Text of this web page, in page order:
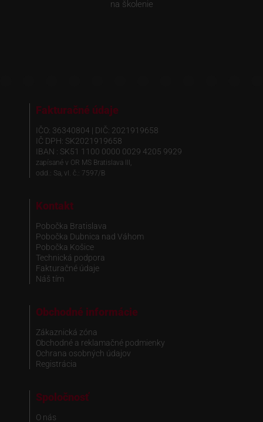
na školenie
Fakturačné údaje
IČO: 36340804 | DIČ: 2021919658
IČ DPH: SK2021919658
IBAN : SK51 1100 0000 0029 4205 9929
zapísané v OR MS Bratislava III,
odd.: Sa, vl. č.: 7597/B
Kontakt
Pobočka Bratislava
Pobočka Dubnica nad Váhom
Pobočka Košice
Technická podpora
Fakturačné údaje
Náš tím
Obchodné informácie
Zákaznická zóna
Obchodné a reklamačné podmienky
Ochrana osobných údajov
Registrácia
Spoločnosť
O nás